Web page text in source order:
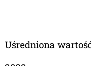
Uśredniona